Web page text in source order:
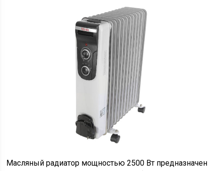
Масляный радиатор мощностью 2500 Вт предназначен